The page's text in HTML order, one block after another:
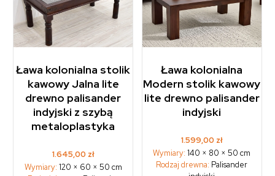
Ława kolonialna stolik
kawowy Jalna lite
drewno palisander
indyjski z szybą
metaloplastyka
1.645,00 zł
Wymiary: 120 × 60 × 50 cm
Ława kolonialna
Modern stolik kawowy
lite drewno palisander
indyjski
1.599,00 zł
Wymiary:140 × 80 × 50 cm
Rodzaj drewna: Palisander